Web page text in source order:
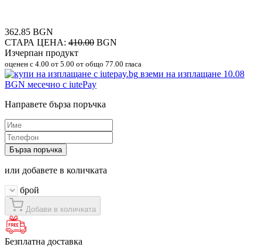
362.85 BGN
СТАРА ЦЕНА: 410.00 BGN
Изчерпан продукт
оценен с 4.00 от 5.00 от общо 77.00 гласа
вземи на изплащане 10.08
BGN месечно с iutePay
Направете бърза поръчка
Бърза поръчка
или добавете в количката
брой
Добави в количката
Безплатна доставка